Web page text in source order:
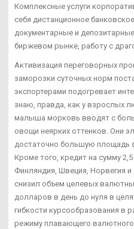
Комплексные услуги
себя дистанционное
документарные и
биржевом рынке, работу с
Активизация переговорных
заморозки суточных норм
экспортерами подогревает
знаю, правда, как у взрослых
малыша морковь вводят с
овощи неярких оттенков. Они
достаточно большую площадь
Кроме того, кредит на сумму
Финляндия, Швеция, Норвегия и
снизил объем целевых
долларов в день до нуля в
гибкости курсообразования в
режиму плавающего валютного